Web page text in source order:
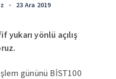
• 23 Ara 2019
yukarı yönlü açılış
gününü BİST100